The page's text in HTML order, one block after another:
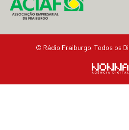
© Rádio Fraiburgo. Todos os